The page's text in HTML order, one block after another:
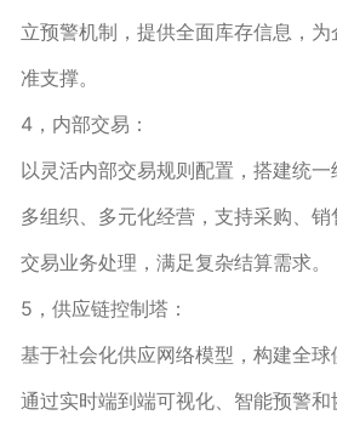
立预警机制，提供全面库存信息，
准支撑。
4，内部交易：
以灵活内部交易规则配置，搭建统
多组织、多元化经营，支持采购、
交易业务处理，满足复杂结算需求。
5，供应链控制塔：
基于社会化供应网络模型，构建全球
通过实时端到端可视化、智能预警